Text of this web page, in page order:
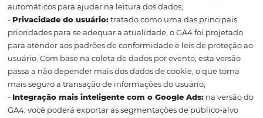
Retenção de dados
Uma atualização que trouxe muitas dúvidas, é a
dados. Nessa alteração, é importante você se atentar
utilizar os Relatórios da função Explorar do GA4, pois
dependendo da sua análise, será necessário alterar o
Retenção de dados da propriedade.